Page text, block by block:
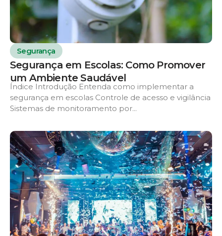
Segurança
Segurança em Escolas: Como Promover
um Ambiente Saudável
Índice Introdução Entenda como implementar a
segurança em escolas Controle de acesso e vigilância
Sistemas de monitoramento por...